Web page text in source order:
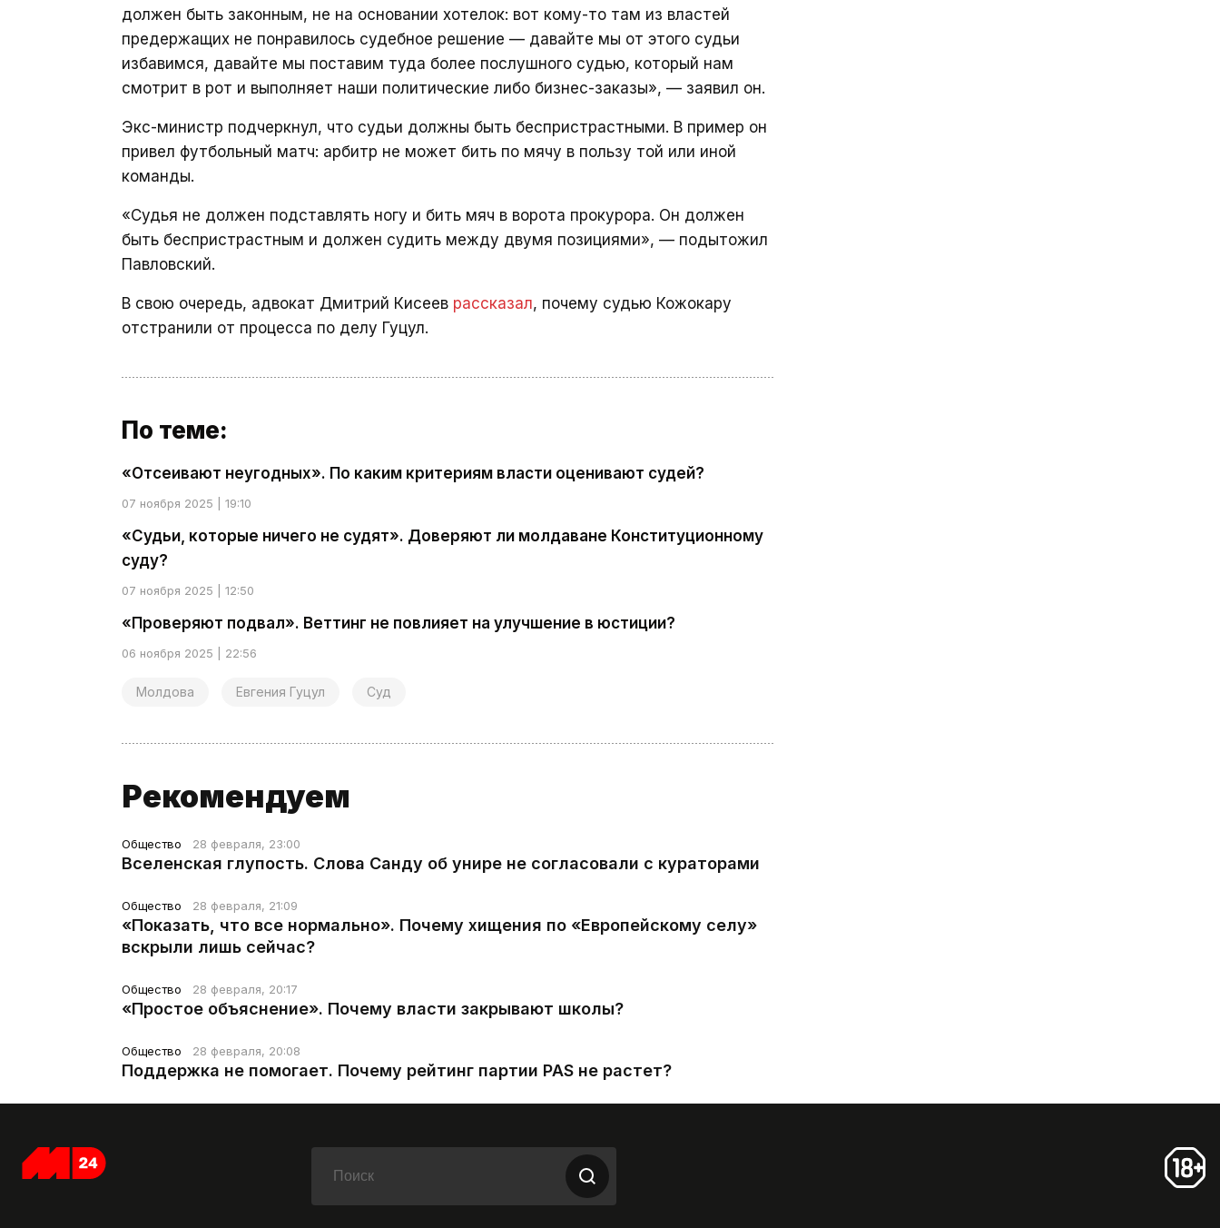
должен быть законным, не на основании хотелок: вот кому-то там из властей
предержащих не понравилось судебное решение — давайте мы от этого судьи
избавимся, давайте мы поставим туда более послушного судью, который нам
смотрит в рот и выполняет наши политические либо бизнес-заказы», — заявил он.
Экс-министр подчеркнул, что судьи должны быть беспристрастными. В пример он
привел футбольный матч: арбитр не может бить по мячу в пользу той или иной
команды.
«Судья не должен подставлять ногу и бить мяч в ворота прокурора. Он должен
быть беспристрастным и должен судить между двумя позициями», — подытожил
Павловский.
В свою очередь, адвокат Дмитрий Кисеев рассказал, почему судью Кожокару
отстранили от процесса по делу Гуцул.
По теме:
«Отсеивают неугодных». По каким критериям власти оценивают судей?
07 ноября 2025 | 19:10
«Судьи, которые ничего не судят». Доверяют ли молдаване Конституционному
суду?
07 ноября 2025 | 12:50
«Проверяют подвал». Веттинг не повлияет на улучшение в юстиции?
06 ноября 2025 | 22:56
Молдова Евгения Гуцул Суд
Рекомендуем
Общество 28 февраля, 23:00
Вселенская глупость. Слова Санду об унире не согласовали с кураторами
Общество 28 февраля, 21:09
«Показать, что все нормально». Почему хищения по «Европейскому селу»
вскрыли лишь сейчас?
Общество 28 февраля, 20:17
«Простое объяснение». Почему власти закрывают школы?
Общество 28 февраля, 20:08
Поддержка не помогает. Почему рейтинг партии PAS не растет?